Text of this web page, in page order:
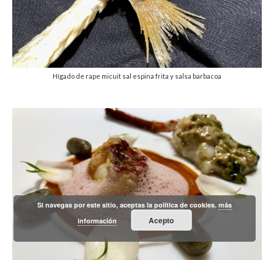
Hígado de rape micuit sal espina frita y salsa barbacoa
Si navegas por este sitio, aceptas la política de cookies.más
información
Acepto